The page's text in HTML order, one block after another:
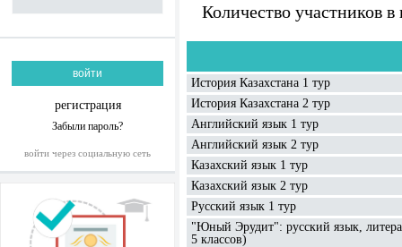
регистрация
Забыли пароль?
войти через социальную сеть
Количество участников
История Казахстана 1 тур
История Казахстана 2 тур
Английский язык 1 тур
Английский язык 2 тур
Казахский язык 1 тур
Казахский язык 2 тур
Русский язык 1 тур
"Юный Эрудит": русский язык,
5 классов)